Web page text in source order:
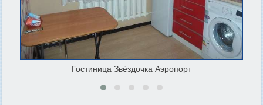
Гостиница Звёздочка Аэропорт